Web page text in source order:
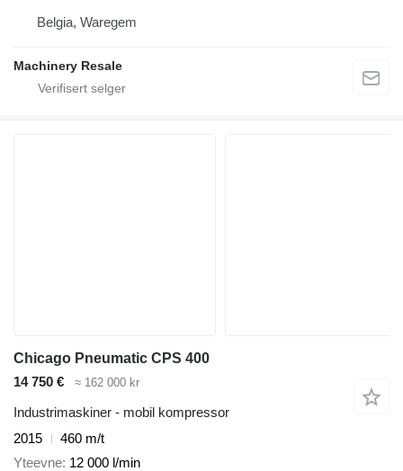
Belgia, Waregem
Machinery Resale
Chicago Pneumatic CPS 400
14 750 €
≈ 162 000 kr
Industrimaskiner - mobil kompressor
2015
460 m/t
Yteevne 12 000 l/min